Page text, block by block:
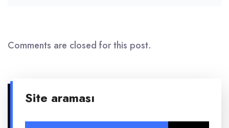
Comments are closed for this post.
Site araması